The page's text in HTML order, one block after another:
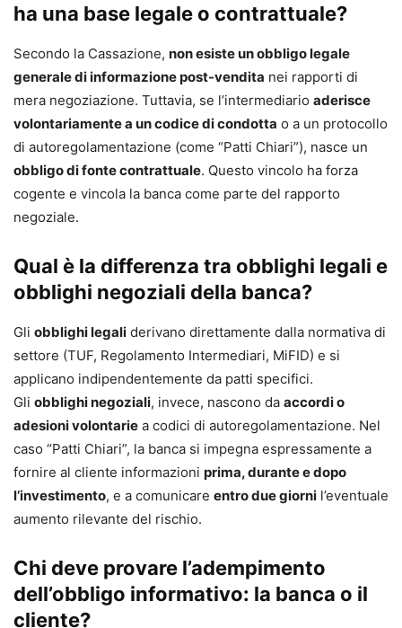
ha una base legale o contrattuale?
Secondo la Cassazione, non esiste un obbligo legale
generale di informazione post-vendita nei rapporti di
mera negoziazione. Tuttavia, se l’intermediario aderisce
volontariamente a un codice di condotta o a un protocollo
di autoregolamentazione (come “Patti Chiari”), nasce un
obbligo di fonte contrattuale. Questo vincolo ha forza
cogente e vincola la banca come parte del rapporto
negoziale.
Qual è la differenza tra obblighi legali e
obblighi negoziali della banca?
Gli obblighi legali derivano direttamente dalla normativa di
settore (TUF, Regolamento Intermediari, MiFID) e si
applicano indipendentemente da patti specifici.
Gli obblighi negoziali, invece, nascono da accordi o
adesioni volontarie a codici di autoregolamentazione. Nel
caso “Patti Chiari”, la banca si impegna espressamente a
fornire al cliente informazioni prima, durante e dopo
l’investimento, e a comunicare entro due giorni l’eventuale
aumento rilevante del rischio.
Chi deve provare l’adempimento
dell’obbligo informativo: la banca o il
cliente?